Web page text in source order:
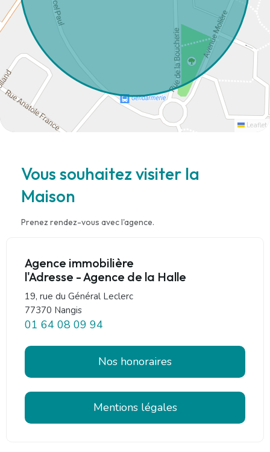
Leaflet
Vous souhaitez visiter la
Maison
Prenez rendez-vous avec l'agence.
Agence immobilière
l'Adresse - Agence de la Halle
19, rue du Général Leclerc
77370 Nangis
01 64 08 09 94
Nos honoraires
Mentions légales